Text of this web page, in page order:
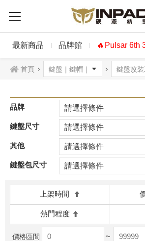
最新商品 品牌館 🔥Pulsar 6th
首頁
品牌 請選擇條件
鍵盤尺寸 請選擇條件
其他 請選擇條件
鍵盤包尺寸 請選擇條件
上架時間
熱門程度
價格區間 ~